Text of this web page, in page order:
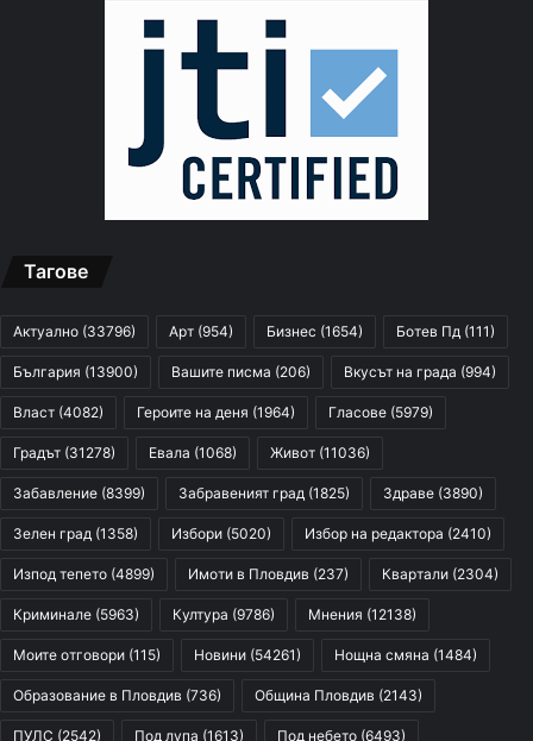
Тагове
Актуално (33796) Арт (954) Бизнес (1654) Ботев Пд (111)
България (13900) Вашите писма (206) Вкусът на града (994)
Власт (4082) Героите на деня (1964) Гласове (5979)
Градът (31278) Евала (1068) Живот (11036)
Забавление (8399) Забравеният град (1825) Здраве (3890)
Зелен град (1358) Избори (5020) Избор на редактора (2410)
Изпод тепето (4899) Имоти в Пловдив (237) Квартали (2304)
Криминале (5963) Култура (9786) Мнения (12138)
Моите отговори (115) Новини (54261) Нощна смяна (1484)
Образование в Пловдив (736) Община Пловдив (2143)
ПУЛС (2542) Под лупа (1613) Под небето (6493)